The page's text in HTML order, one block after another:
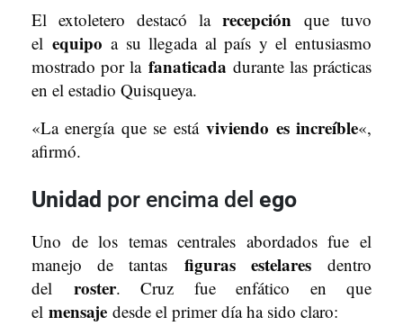
El extoletero destacó larecepción que tuvo
el equipo a su llegada al país y el entusiasmo
mostrado por la fanaticada durante las prácticas
en el estadio Quisqueya.
«La energía que se estáviviendo es increíble«,
afirmó.
Unidad por encima del ego
Uno de los temas centrales abordados fue el
manejo de tantas figuras estelaresdentro
del roster. Cruz fue enfático en que
el mensaje desde el primer día ha sido claro: